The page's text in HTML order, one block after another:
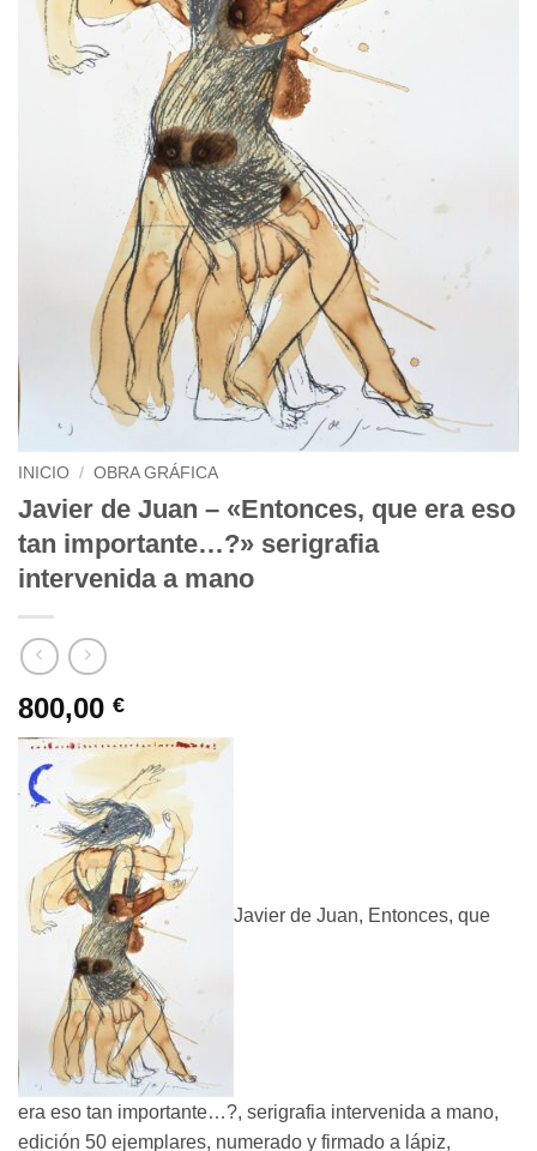
INICIO / OBRA GRÁFICA
Javier de Juan – «Entonces, que era eso
tan importante…?» serigrafia
intervenida a mano
800,00 €
Javier de Juan, Entonces, que
era eso tan importante…?, serigrafia intervenida a mano,
edición 50 ejemplares, numerado y firmado a lápiz,